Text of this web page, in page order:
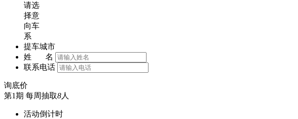
请选
择意
向车
系
提车城市
姓 名
联系电话
询底价
第1期 每周抽取8人
活动倒计时